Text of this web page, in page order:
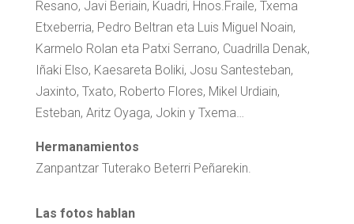
Resano, Javi Beriain, Kuadri, Hnos.Fraile, Txema
Etxeberria, Pedro Beltran eta Luis Miguel Noain,
Karmelo Rolan eta Patxi Serrano, Cuadrilla Denak,
Iñaki Elso, Kaesareta Boliki, Josu Santesteban,
Jaxinto, Txato, Roberto Flores, Mikel Urdiain,
Esteban, Aritz Oyaga, Jokin y Txema…
Hermanamientos
Zanpantzar Tuterako Beterri Peñarekin.
Las fotos hablan